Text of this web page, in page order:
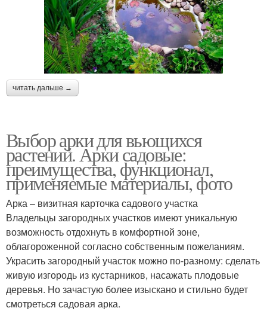
читать дальше →
Выбор арки для вьющихся
растений. Арки садовые:
преимущества, функционал,
применяемые материалы, фото
Арка – визитная карточка садового участка
Владельцы загородных участков имеют уникальную
возможность отдохнуть в комфортной зоне,
облагороженной согласно собственным пожеланиям.
Украсить загородный участок можно по-разному: сделать
живую изгородь из кустарников, насажать плодовые
деревья. Но зачастую более изыскано и стильно будет
смотреться садовая арка.